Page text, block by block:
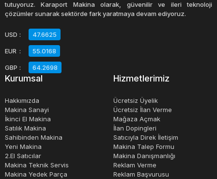
Ahşap testereleri, hobi amaçlı ahşap işleri yapan
kullanıcı kitlesi tarafından tercih edilir. Uygun kullanım ve
bakım ile uzun süreli kullanım sağlayabilen bu aletler,
ahşap işleri için vazgeçilmez bir araçtır.
tutuyoruz. Karaport Makina olarak, güvenilir ve ileri teknoloji
çözümler sunarak sektörde fark yaratmaya devam ediyoruz.
USD : 47.6625
EUR : 55.0168
GBP : 64.2698
Kurumsal
Hakkımızda
Makina Sanayi
İkinci El Makina
Satılık Makina
Sahibinden Makina
Yeni Makina
2.El Satıcılar
Makina Teknik Servis
Makina Yedek Parça
Hizmetlerimiz
Ücretsiz Üyelik
Ücretsiz İlan Verme
Mağaza Açmak
İlan Dopingleri
Satıcıyla Direk İletişim
Makina Talep Formu
Makina Danışmanlığı
Reklam Verme
Reklam Başvurusu